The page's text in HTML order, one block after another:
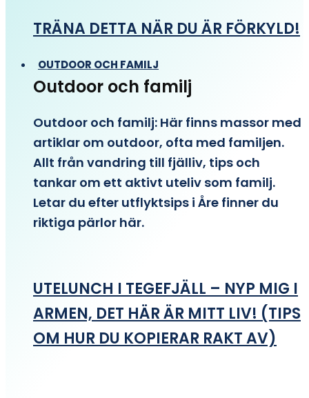
TRÄNA DETTA NÄR DU ÄR FÖRKYLD!
OUTDOOR OCH FAMILJ
Outdoor och familj
Outdoor och familj: Här finns massor med
artiklar om outdoor, ofta med familjen.
Allt från vandring till fjälliv, tips och
tankar om ett aktivt uteliv som familj.
Letar du efter utflyktsips i Åre finner du
riktiga pärlor här.
UTELUNCH I TEGEFJÄLL – NYP MIG I
ARMEN, DET HÄR ÄR MITT LIV! (TIPS
OM HUR DU KOPIERAR RAKT AV)